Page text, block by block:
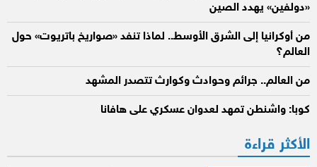
«دولفين» يهدد الصين
من أوكرانيا إلى الشرق الأوسط.. لماذا تنفد «صواريخ باتريوت» حول
العالم؟
من العالم.. جرائم وحوادث وكوارث تتصدر المشهد
كوبا: واشنطن تمهد لعدوان عسكري على هافانا
الأكثر قراءة